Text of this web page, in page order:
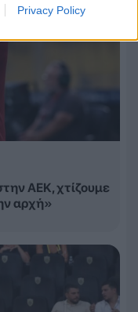
Privacy Policy
ΑΕΚ, χτίζουμε
αρχή»